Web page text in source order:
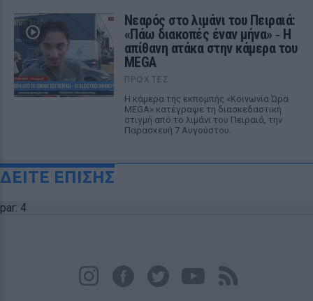
Νεαρός στο λιμάνι του Πειραιά:
«Πάω διακοπές έναν μήνα» ‑ Η
απίθανη ατάκα στην κάμερα του
MEGA
ΠΡΟΧΤΈΣ
Η κάμερα της εκπομπής «Κοινωνία Ώρα
MEGA» κατέγραψε τη διασκεδαστική
στιγμή από το λιμάνι του Πειραιά, την
Παρασκευή 7 Αυγούστου.
ΔΕΙΤΕ ΕΠΙΣΗΣ
par: 4